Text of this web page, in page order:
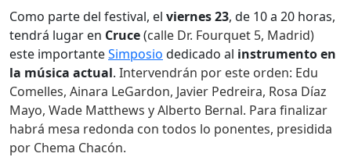
Como parte del festival, el viernes 23, de 10 a 20 horas,
tendrá lugar en Cruce(calle Dr. Fourquet 5, Madrid)
este importanteSimposio dedicado al instrumento en
la música actual. Intervendrán por este orden: Edu
Comelles, Ainara LeGardon, Javier Pedreira, Rosa Díaz
Mayo, Wade Matthews y Alberto Bernal. Para finalizar
habrá mesa redonda con todos lo ponentes, presidida
por Chema Chacón.